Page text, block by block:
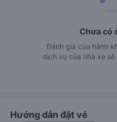
Chưa có
Đánh giá của hành
dịch vụ của nhà xe
Hướng dẫn đặt vé